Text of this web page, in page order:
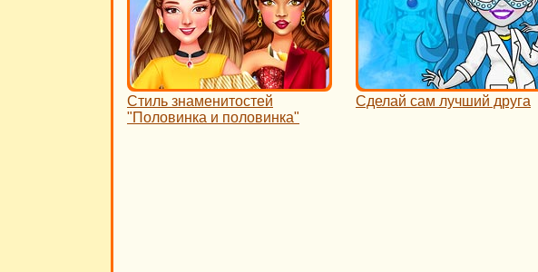
Стиль знаменитостей
"Половинка и половинка"
Сделай сам лучший друга